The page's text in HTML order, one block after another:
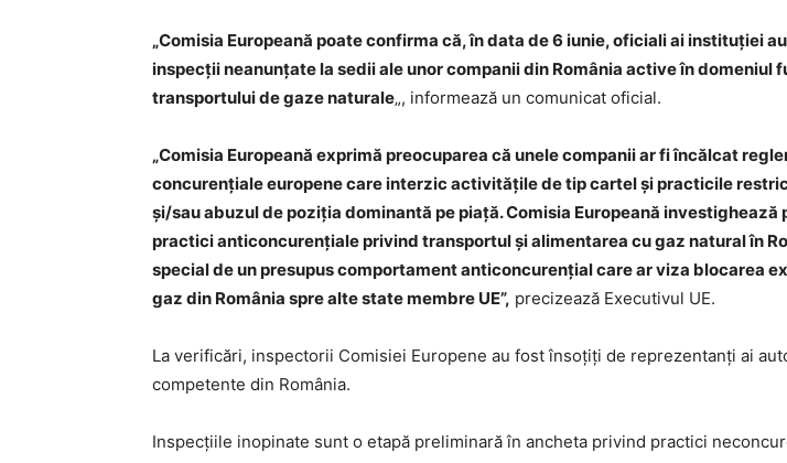
„Comisia Europeană poate confirma că, în data de 6 iunie, oficiali ai instituţiei
inspecţii neanunţate la sedii ale unor companii din România active în domeniul
transportului de gaze naturale„, informează un comunicat oficial.
„Comisia Europeană exprimă preocuparea că unele companii ar fi încălcat
concurenţiale europene care interzic activităţile de tip cartel şi practicile
şi/sau abuzul de poziţia dominantă pe piaţă. Comisia Europeană investighează
practici anticoncurenţiale privind transportul şi alimentarea cu gaz natural în
special de un presupus comportament anticoncurenţial care ar viza blocarea
gaz din România spre alte state membre UE”, precizează Executivul UE.
La verificări, inspectorii Comisiei Europene au fost însoţiţi de reprezentanţi ai
competente din România.
Inspecţiile inopinate sunt o etapă preliminară în ancheta privind practici